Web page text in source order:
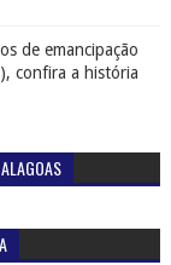
de emancipação
confira a história